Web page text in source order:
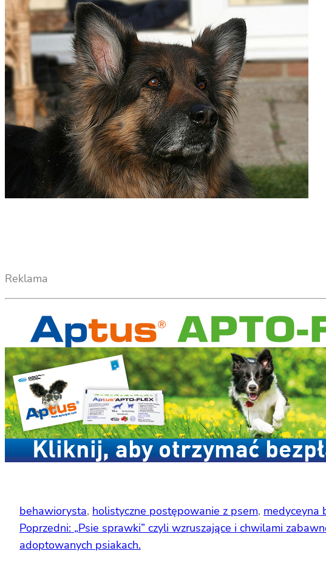
Reklama
behawiorysta, holistyczne postępowanie z psem, medyceyna
Poprzedni: „Psie sprawki” czyli wzruszające i chwilami
adoptowanych psiakach.